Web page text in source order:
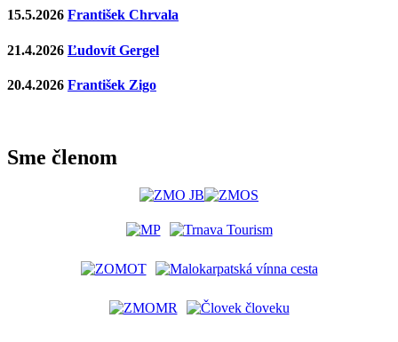
15.5.2026 František Chrvala
21.4.2026 Ľudovít Gergel
20.4.2026 František Zigo
Sme členom